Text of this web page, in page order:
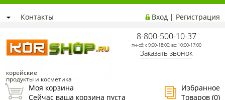
Контакты Вход | Регистрация
корейские
продукты и косметика
8-800-500-10-37
пн-сб: с 9:00-18:00; вс: 10:00-17:00
Заказать звонок
Избранное
Товаров (0)
Моя корзина
Сейчас ваша корзина пуста